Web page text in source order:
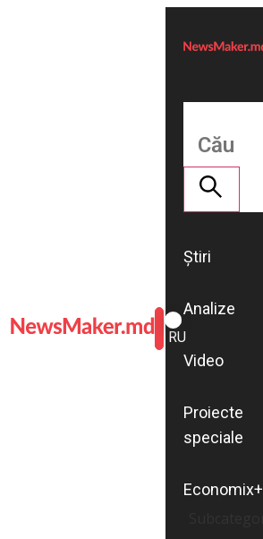
ROMÂNĂ
RU
Știri
Analize
Video
Proiecte
speciale
Economix+